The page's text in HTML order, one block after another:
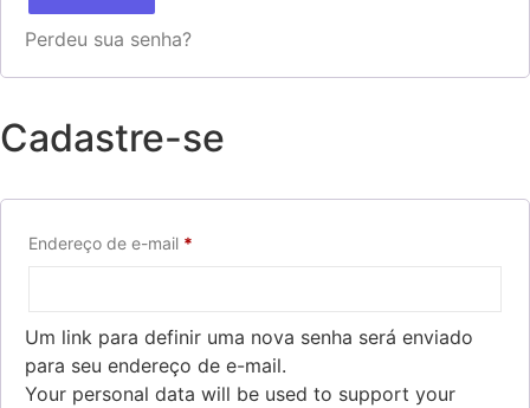
Perdeu sua senha?
Cadastre-se
Endereço de e-mail *
Um link para definir uma nova senha será enviado
para seu endereço de e-mail.
Your personal data will be used to support your